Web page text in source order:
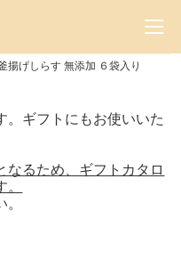
揚げしらす 無添加 ６袋入り
。ギフトにもお使いいた
なるため、ギフトカタロ